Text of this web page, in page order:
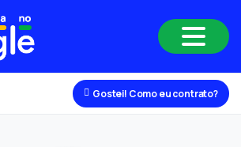
Gostei! Como eu contrato?